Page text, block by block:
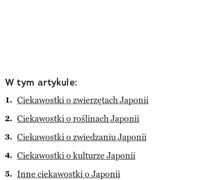
W tym artykule:
Ciekawostki o zwierzętach Japonii
Ciekawostki o roślinach Japonii
Ciekawostki o zwiedzaniu Japonii
Ciekawostki o kulturze Japonii
Inne ciekawostki o Japonii